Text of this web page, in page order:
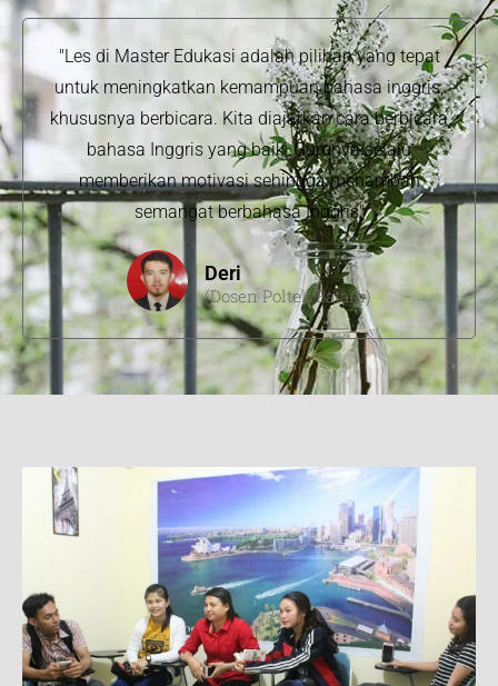
"Les di Master Edukasi adalah pilihan yang tepat
untuk meningkatkan kemampuan bahasa inggris,
khususnya berbicara. Kita diajarkan cara berbicara
bahasa Inggris yang baik. Gurunya selalu
memberikan motivasi sehingga menambah
semangat berbahasa Inggris"
Deri
(Dosen Poltek Batam)